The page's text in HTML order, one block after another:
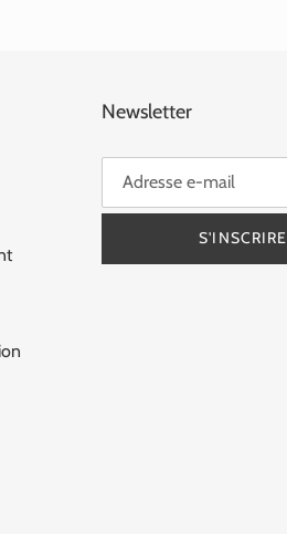
Newsletter
S'INSCRIRE